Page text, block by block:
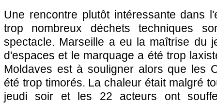
Une rencontre plutôt intéressante dans
trop nombreux déchets techniques
spectacle. Marseille a eu la maîtrise du
d'espaces et le marquage a été trop
Moldaves est à souligner alors que les
été trop timorés. La chaleur était malgré
jeudi soir et les 22 acteurs ont